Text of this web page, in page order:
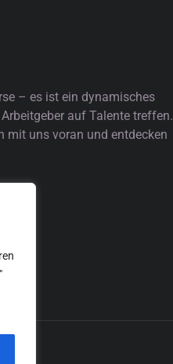
– es ist ein dynamisches
auf Talente treffen.
mit uns voran und entdecken